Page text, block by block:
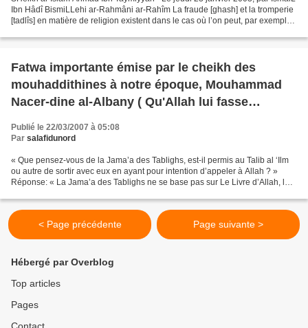
Ibn Hâdî BismiLLehi ar-Rahmâni ar-Rahîm La fraude [ghash] et la tromperie
[tadlîs] en matière de religion existent dans le cas où l’on peut, par exemple,
Fatwa importante émise par le cheikh des
mouhaddithines à notre époque, Mouhammad
Nacer-dine al-Albany ( Qu'Allah lui fasse
Publié le 22/03/2007 à 05:08
Par salafidunord
« Que pensez-vous de la Jama’a des Tablighs, est-il permis au Talib al ‘Ilm
ou autre de sortir avec eux en ayant pour intention d’appeler à Allah ? »
Réponse: « La Jama’a des Tablighs ne se base pas sur Le Livre d’Allah, la
< Page précédente Page suivante >
Hébergé par Overblog
Top articles
Pages